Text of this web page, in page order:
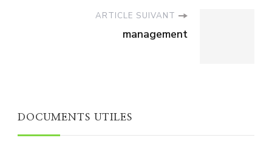
ARTICLE SUIVANT
management
DOCUMENTS UTILES